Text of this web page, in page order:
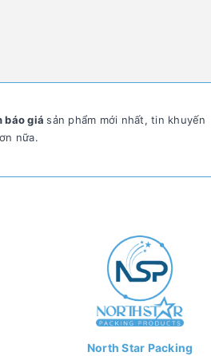
báo giásản phẩm mới nhất, tin khuyến
nữa.
North Star Packing